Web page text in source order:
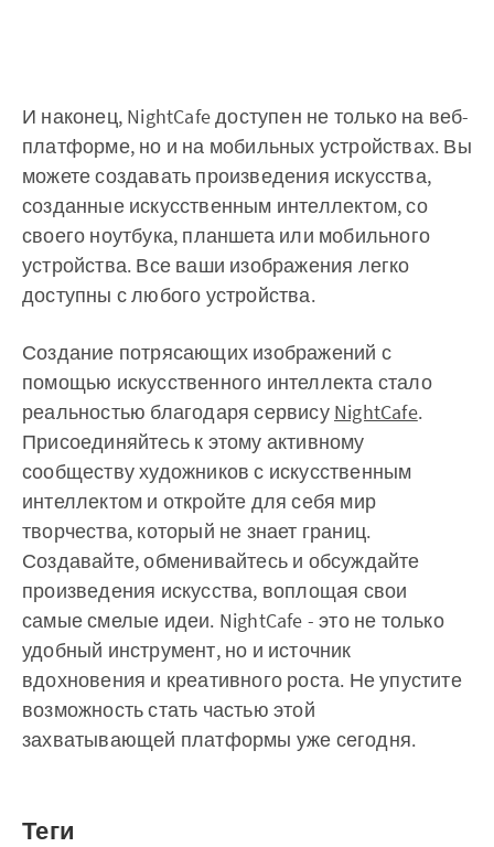
И наконец, NightCafe доступен не только на веб-
платформе, но и на мобильных устройствах. Вы
можете создавать произведения искусства,
созданные искусственным интеллектом, со
своего ноутбука, планшета или мобильного
устройства. Все ваши изображения легко
доступны с любого устройства.
Создание потрясающих изображений с
помощью искусственного интеллекта стало
реальностью благодаря сервису NightCafe.
Присоединяйтесь к этому активному
сообществу художников с искусственным
интеллектом и откройте для себя мир
творчества, который не знает границ.
Создавайте, обменивайтесь и обсуждайте
произведения искусства, воплощая свои
самые смелые идеи. NightCafe - это не только
удобный инструмент, но и источник
вдохновения и креативного роста. Не упустите
возможность стать частью этой
захватывающей платформы уже сегодня.
Теги